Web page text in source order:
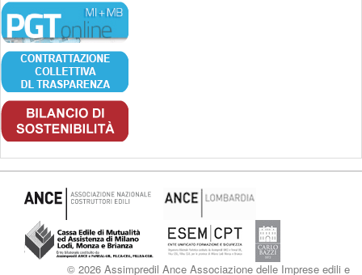
© 2026 Assimpredil Ance Associazione delle Imprese edili e